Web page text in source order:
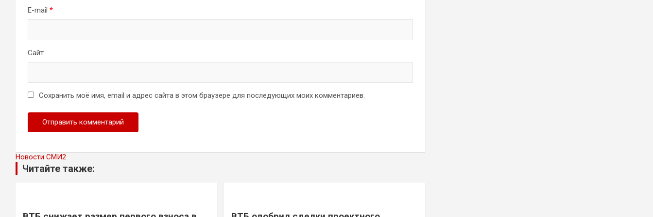
E-mail *
Сайт
Сохранить моё имя, email и адрес сайта в этом браузере для последующих моих комментариев.
Новости СМИ2
Читайте также: